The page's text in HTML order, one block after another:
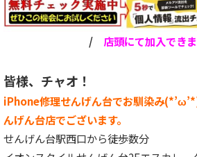
/ 店頭にて加入でき
皆様、チャオ！
iPhone修理せんげん台でお馴染み
んげん台店でございます。
せんげん台駅西口から徒歩数分